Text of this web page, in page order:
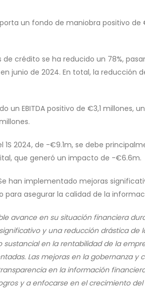
un fondo de maniobra positivo de
crédito se ha reducido un 78%,
junio de 2024. En total, la reducción
un EBITDA positivo de €3,1 millones,
1S 2024, de -€9.1m, se debe
que generó un impacto de -€6.6m.
han implementado mejoras
asegurar la calidad de la
avance en su situación financiera
y una reducción drástica de
sustancial en la rentabilidad de la
Las mejoras en la gobernanza y
en la información
y a enfocarse en el crecimiento